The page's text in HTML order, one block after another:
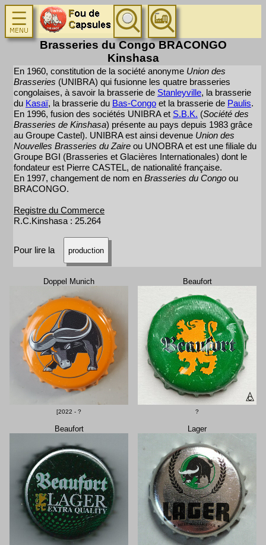
Brasseries du Congo BRACONGO
Kinshasa
En 1960, constitution de la société anonyme Union des
Brasseries (UNIBRA) qui fusionne les quatre brasseries
congolaises, à savoir la brasserie de Stanleyville, la brasserie
du Kasaï, la brasserie du Bas-Congo et la brasserie de Paulis.
En 1996, fusion des sociétés UNIBRA et S.B.K. (Société des
Brasseries de Kinshasa) présente au pays depuis 1983 grâce
au Groupe Castel). UNIBRA est ainsi devenue Union des
Nouvelles Brasseries du Zaire ou UNOBRA et est une filiale du
Groupe BGI (Brasseries et Glacières Internationales) dont le
fondateur est Pierre CASTEL, de nationalité française.
En 1997, changement de nom en Brasseries du Congo ou
BRACONGO.
Registre du Commerce
R.C.Kinshasa : 25.264
Pour lire la production
Doppel Munich
[2022 - ?
Beaufort
?
Beaufort Lager